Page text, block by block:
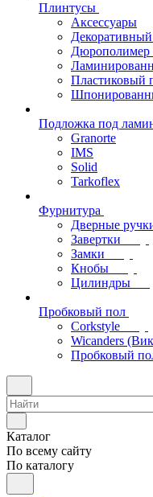
Плинтусы
Аксессуары
Дюрополимер
Пластиковый
Подложка под
Granorte
IMS
Solid
Tarkoflex
Фурнитура
Дверные
Завертки
Замки
Кнобы
Цилиндры
Пробковый пол
Corkstyle
Wicanders
Пробковый
Каталог
По всему сайту
По каталогу